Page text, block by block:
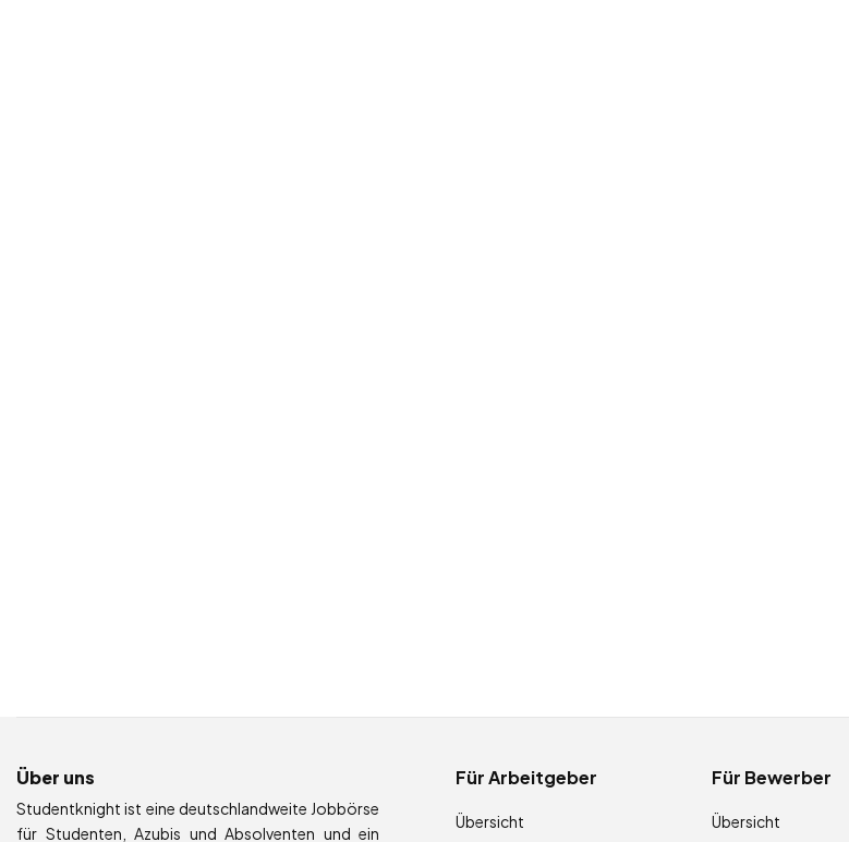
Über uns
Studentknight ist eine deutschlandweite Jobbörse
für Studenten, Azubis und Absolventen und ein
Für Arbeitgeber
Übersicht
Für Bewerber
Übersicht